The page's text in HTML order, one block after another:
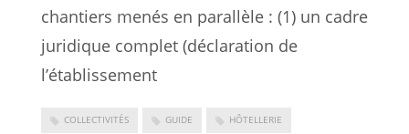
chantiers menés en parallèle : (1) un cadre
juridique complet (déclaration de
l’établissement
COLLECTIVITÉS GUIDE HÔTELLERIE